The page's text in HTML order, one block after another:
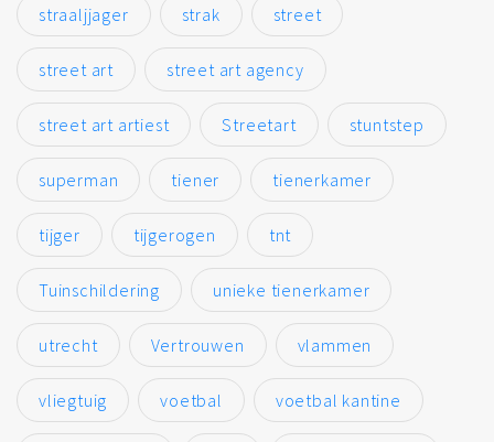
straaljjager strak street
street art street art agency
street art artiest Streetart stuntstep
superman tiener tienerkamer
tijger tijgerogen tnt
Tuinschildering unieke tienerkamer
utrecht Vertrouwen vlammen
vliegtuig voetbal voetbal kantine